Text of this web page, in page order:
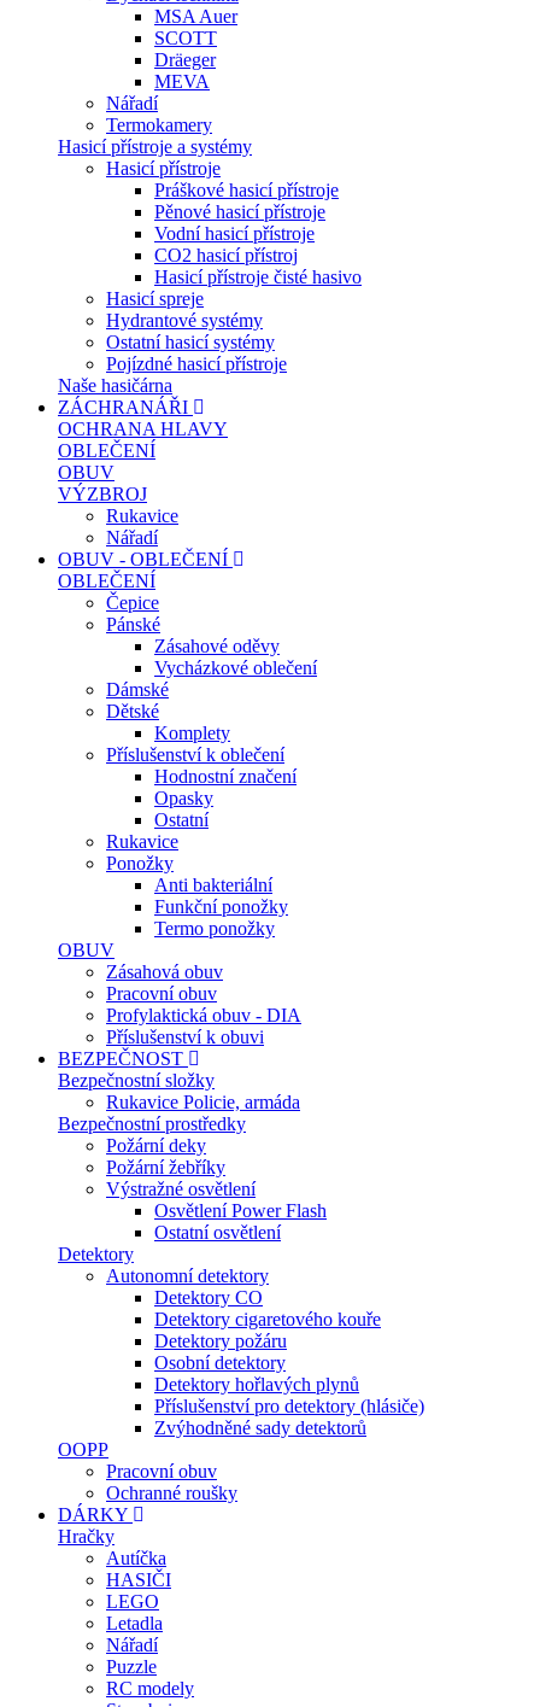
MSA Auer
SCOTT
Dräeger
MEVA
Nářadí
Termokamery
Hasicí přístroje a systémy
Hasicí přístroje
Práškové hasicí přístroje
Pěnové hasicí přístroje
Vodní hasicí přístroje
CO2 hasicí přístroj
Hasicí přístroje čisté hasivo
Hasicí spreje
Hydrantové systémy
Ostatní hasicí systémy
Pojízdné hasicí přístroje
Naše hasičárna
ZÁCHRANÁŘI
OCHRANA HLAVY
OBLEČENÍ
OBUV
VÝZBROJ
Rukavice
Nářadí
OBUV - OBLEČENÍ
OBLEČENÍ
Čepice
Pánské
Zásahové oděvy
Vycházkové oblečení
Dámské
Dětské
Komplety
Příslušenství k oblečení
Hodnostní značení
Opasky
Ostatní
Rukavice
Ponožky
Anti bakteriální
Funkční ponožky
Termo ponožky
OBUV
Zásahová obuv
Pracovní obuv
Profylaktická obuv - DIA
Příslušenství k obuvi
BEZPEČNOST
Bezpečnostní složky
Rukavice Policie, armáda
Bezpečnostní prostředky
Požární deky
Požární žebříky
Výstražné osvětlení
Osvětlení Power Flash
Ostatní osvětlení
Detektory
Autonomní detektory
Detektory CO
Detektory cigaretového kouře
Detektory požáru
Osobní detektory
Detektory hořlavých plynů
Příslušenství pro detektory (hlásiče)
Zvýhodněné sady detektorů
OOPP
Pracovní obuv
Ochranné roušky
DÁRKY
Hračky
Autíčka
HASIČI
LEGO
Letadla
Nářadí
Puzzle
RC modely